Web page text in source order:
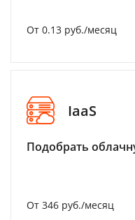
От 0.13 руб./месяц
IaaS
Подобрать
От 346 руб./месяц